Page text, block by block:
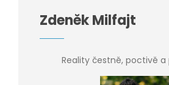
Zdeněk Milfajt
Reality čestně, poctivě a